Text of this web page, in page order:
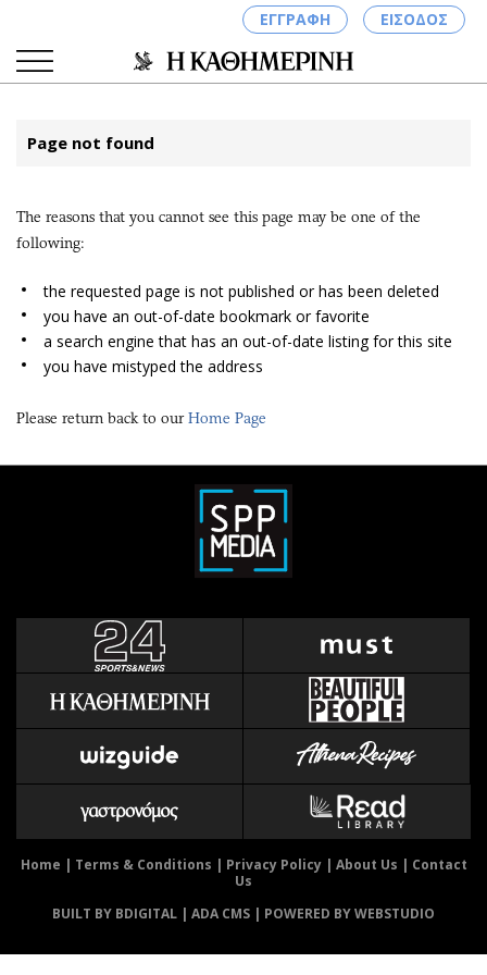
ΕΓΓΡΑΦΗ ΕΙΣΟΔΟΣ
Κύπρος
Παιδεία
Υγεία
Πολιτική
Βουλευτικές 2026
Εκλογές 2024
Προεδρικές 2023
Κληρώσεις Allwyn
Οικονομική
Οικονομία
Real Estate
Επιχειρήσεις
Αγορές
Money Review
AstroBank Properties
Ενέργεια
Ναυτιλία
Απόψεις
The Hill
Υγεία
Αγγελίες
Geek
Νέα
Κινητά-tablets
Αυτοκίνηση
Πολιτική
Οικονομία
Γενικά
Αναδρομές
Πρόσωπα
Περιβάλλον
Γυναίκα
Showbiz
Page not found
The reasons that you cannot see this page may be one of the
following:
the requested page is not published or has been deleted
you have an out-of-date bookmark or favorite
a search engine that has an out-of-date listing for this site
you have mistyped the address
Please return back to ourHome Page
Home | Terms & Conditions | Privacy Policy| About Us | Contact
Us
BUILT BY BDIGITAL | ADA CMS | POWERED BY WEBSTUDIO